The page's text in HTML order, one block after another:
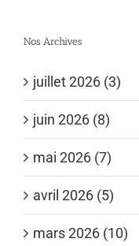
Nos Archives
juillet 2026 (3)
juin 2026 (8)
mai 2026 (7)
avril 2026 (5)
mars 2026 (10)